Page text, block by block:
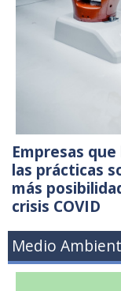
Empresas
las prácticas
más
crisis COVID
Medio